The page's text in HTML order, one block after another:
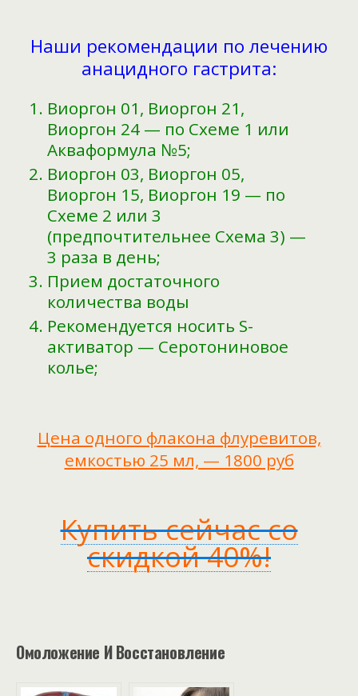
Наши рекомендации по лечению
анацидного гастрита:
Виоргон 01, Виоргон 21,
Виоргон 24 — по Схеме 1 или
Акваформула №5;
Виоргон 03, Виоргон 05,
Виоргон 15, Виоргон 19 — по
Схеме 2 или 3
(предпочтительнее Схема 3) —
3 раза в день;
Прием достаточного
количества воды
Рекомендуется носить S-
активатор — Серотониновое
колье;
Цена одного флакона флуревитов,
емкостью 25 мл, — 1800 руб
Купить сейчас со
скидкой 40%!
Омоложение И Восстановление